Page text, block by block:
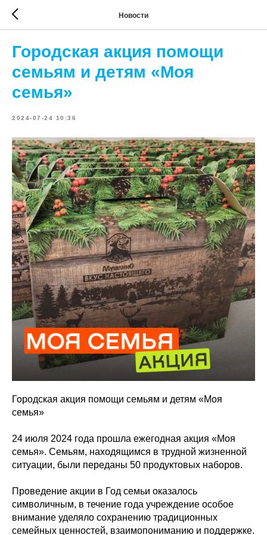
Новости
Городская акция помощи
семьям и детям «Моя
семья»
2024-07-24 10:36
Городская акция помощи семьям и детям «Моя
семья»
24 июля 2024 года прошла ежегодная акция «Моя
семья». Семьям, находящимся в трудной жизненной
ситуации, были переданы 50 продуктовых наборов.
Проведение акции в Год семьи оказалось
символичным, в течение года учреждение особое
внимание уделяло сохранению традиционных
семейных ценностей, взаимопониманию и поддержке.